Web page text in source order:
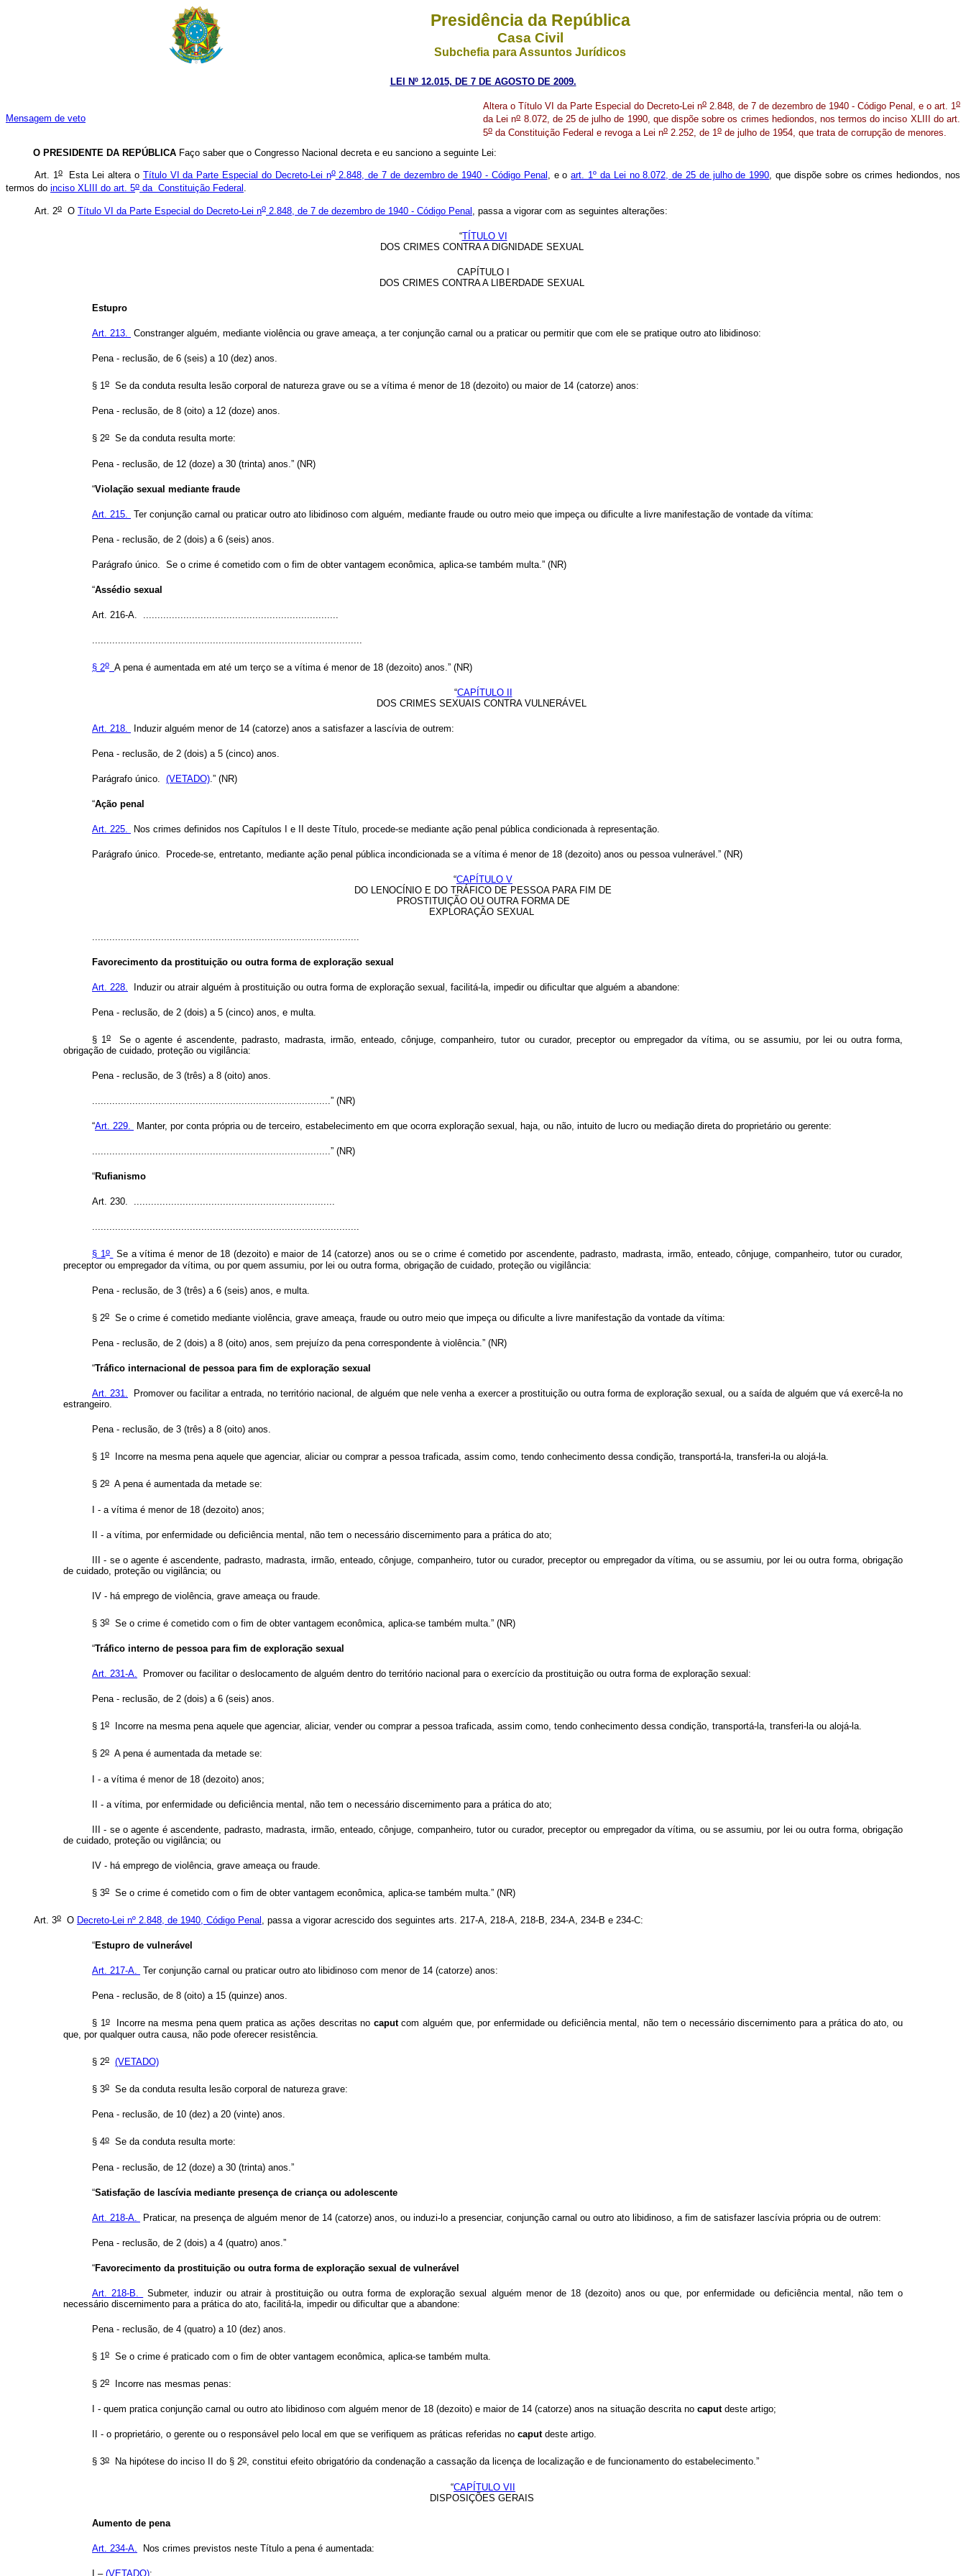
Presidência da República
Casa Civil
Subchefia para Assuntos Jurídicos
LEI Nº 12.015, DE 7 DE AGOSTO DE 2009.
Mensagem de veto
Altera o Título VI da Parte Especial do Decreto-Lei no 2.848, de 7 de dezembro de 1940 - Código Penal, e o art. 1o
da Lei no8.072, de 25 de julho de 1990, que dispõe sobre os crimes hediondos, nos termos do inciso XLIII do art.
5o da Constituição Federal e revoga a Lei no 2.252, de 1 o de julho de 1954, que trata de corrupção de menores.
O PRESIDENTE DA REPÚBLICA Faço saber que o Congresso Nacional decreta e eu sanciono a seguinte Lei:
Art. 1oEsta Lei altera o Título VI da Parte Especial do Decreto-Lei no2.848, de 7 de dezembro de 1940 - Código Penal , e oart. 1º da Lei no 8.072, de 25 de julho de 1990, que dispõe sobre os crimes hediondos, nos
termos do inciso XLIII do art. 5o da Constituição Federal .
Art. 2o O Título VI da Parte Especial do Decreto-Lei no 2.848, de 7 de dezembro de 1940 - Código Penal , passa a vigorar com as seguintes alterações:
“TÍTULO VI
DOS CRIMES CONTRA A DIGNIDADE SEXUAL
CAPÍTULO I
DOS CRIMES CONTRA A LIBERDADE SEXUAL
Estupro
Art. 213. Constranger alguém, mediante violência ou grave ameaça, a ter conjunção carnal ou a praticar ou permitir que com ele se pratique outro ato libidinoso:
Pena - reclusão, de 6 (seis) a 10 (dez) anos.
§ 1o Se da conduta resulta lesão corporal de natureza grave ou se a vítima é menor de 18 (dezoito) ou maior de 14 (catorze) anos:
Pena - reclusão, de 8 (oito) a 12 (doze) anos.
§ 2o Se da conduta resulta morte:
Pena - reclusão, de 12 (doze) a 30 (trinta) anos.” (NR)
“Violação sexual mediante fraude
Art. 215. Ter conjunção carnal ou praticar outro ato libidinoso com alguém, mediante fraude ou outro meio que impeça ou dificulte a livre manifestação de vontade da vítima:
Pena - reclusão, de 2 (dois) a 6 (seis) anos.
Parágrafo único. Se o crime é cometido com o fim de obter vantagem econômica, aplica-se também multa.” (NR)
“Assédio sexual
Art. 216-A. ....................................................................
§ 2o A pena é aumentada em até um terço se a vítima é menor de 18 (dezoito) anos.” (NR)
“CAPÍTULO II
DOS CRIMES SEXUAIS CONTRA VULNERÁVEL
Art. 218. Induzir alguém menor de 14 (catorze) anos a satisfazer a lascívia de outrem:
Pena - reclusão, de 2 (dois) a 5 (cinco) anos.
Parágrafo único. (VETADO) .” (NR)
“Ação penal
Art. 225. Nos crimes definidos nos Capítulos I e II deste Título, procede-se mediante ação penal pública condicionada à representação.
Parágrafo único. Procede-se, entretanto, mediante ação penal pública incondicionada se a vítima é menor de 18 (dezoito) anos ou pessoa vulnerável.” (NR)
“CAPÍTULO V
DO LENOCÍNIO E DO TRÁFICO DE PESSOA PARA FIM DE
PROSTITUIÇÃO OU OUTRA FORMA DE
EXPLORAÇÃO SEXUAL
Favorecimento da prostituição ou outra forma de exploração sexual
Art. 228. Induzir ou atrair alguém à prostituição ou outra forma de exploração sexual, facilitá-la, impedir ou dificultar que alguém a abandone:
Pena - reclusão, de 2 (dois) a 5 (cinco) anos, e multa.
§ 1o
Se o agente é ascendente, padrasto, madrasta, irmão, enteado, cônjuge, companheiro, tutor ou curador, preceptor ou empregador da vítima, ou se assumiu, por lei ou outra forma,
obrigação de cuidado, proteção ou vigilância:
Pena - reclusão, de 3 (três) a 8 (oito) anos.
...................................................................................” (NR)
“Art. 229. Manter, por conta própria ou de terceiro, estabelecimento em que ocorra exploração sexual, haja, ou não, intuito de lucro ou mediação direta do proprietário ou gerente:
...................................................................................” (NR)
“Rufianismo
Art. 230. ......................................................................
.............................................................................................
§ 1o
Se a vítima é menor de 18 (dezoito) e maior de 14 (catorze) anos ou se o crime é cometido por ascendente, padrasto, madrasta, irmão, enteado, cônjuge, companheiro, tutor ou curador,
preceptor ou empregador da vítima, ou por quem assumiu, por lei ou outra forma, obrigação de cuidado, proteção ou vigilância:
Pena - reclusão, de 3 (três) a 6 (seis) anos, e multa.
§ 2o Se o crime é cometido mediante violência, grave ameaça, fraude ou outro meio que impeça ou dificulte a livre manifestação da vontade da vítima:
Pena - reclusão, de 2 (dois) a 8 (oito) anos, sem prejuízo da pena correspondente à violência.” (NR)
“Tráfico internacional de pessoa para fim de exploração sexual
Art. 231.
Promover ou facilitar a entrada, no território nacional, de alguém que nele venha a exercer a prostituição ou outra forma de exploração sexual, ou a saída de alguém que vá exercê-la no
estrangeiro.
Pena - reclusão, de 3 (três) a 8 (oito) anos.
§ 1o Incorre na mesma pena aquele que agenciar, aliciar ou comprar a pessoa traficada, assim como, tendo conhecimento dessa condição, transportá-la, transferi-la ou alojá-la.
§ 2o A pena é aumentada da metade se:
I - a vítima é menor de 18 (dezoito) anos;
II - a vítima, por enfermidade ou deficiência mental, não tem o necessário discernimento para a prática do ato;
III - se o agente é ascendente, padrasto, madrasta, irmão, enteado, cônjuge, companheiro, tutor ou curador, preceptor ou empregador da vítima, ou se assumiu, por lei ou outra forma, obrigação
de cuidado, proteção ou vigilância; ou
IV - há emprego de violência, grave ameaça ou fraude.
§ 3o Se o crime é cometido com o fim de obter vantagem econômica, aplica-se também multa.” (NR)
“Tráfico interno de pessoa para fim de exploração sexual
Art. 231-A. Promover ou facilitar o deslocamento de alguém dentro do território nacional para o exercício da prostituição ou outra forma de exploração sexual:
Pena - reclusão, de 2 (dois) a 6 (seis) anos.
§ 1o Incorre na mesma pena aquele que agenciar, aliciar, vender ou comprar a pessoa traficada, assim como, tendo conhecimento dessa condição, transportá-la, transferi-la ou alojá-la.
§ 2o A pena é aumentada da metade se:
I - a vítima é menor de 18 (dezoito) anos;
II - a vítima, por enfermidade ou deficiência mental, não tem o necessário discernimento para a prática do ato;
III - se o agente é ascendente, padrasto, madrasta, irmão, enteado, cônjuge, companheiro, tutor ou curador, preceptor ou empregador da vítima, ou se assumiu, por lei ou outra forma, obrigação
de cuidado, proteção ou vigilância; ou
IV - há emprego de violência, grave ameaça ou fraude.
§ 3o Se o crime é cometido com o fim de obter vantagem econômica, aplica-se também multa.” (NR)
Art. 3o O Decreto-Lei nº 2.848, de 1940, Código Penal , passa a vigorar acrescido dos seguintes arts. 217-A, 218-A, 218-B, 234-A, 234-B e 234-C:
“Estupro de vulnerável
Art. 217-A. Ter conjunção carnal ou praticar outro ato libidinoso com menor de 14 (catorze) anos:
Pena - reclusão, de 8 (oito) a 15 (quinze) anos.
§ 1oIncorre na mesma pena quem pratica as ações descritas no caputcom alguém que, por enfermidade ou deficiência mental, não tem o necessário discernimento para a prática do ato, ou
que, por qualquer outra causa, não pode oferecer resistência.
§ 2o (VETADO)
§ 3o Se da conduta resulta lesão corporal de natureza grave:
Pena - reclusão, de 10 (dez) a 20 (vinte) anos.
§ 4o Se da conduta resulta morte:
Pena - reclusão, de 12 (doze) a 30 (trinta) anos.”
“Satisfação de lascívia mediante presença de criança ou adolescente
Art. 218-A. Praticar, na presença de alguém menor de 14 (catorze) anos, ou induzi-lo a presenciar, conjunção carnal ou outro ato libidinoso, a fim de satisfazer lascívia própria ou de outrem:
Pena - reclusão, de 2 (dois) a 4 (quatro) anos.”
“Favorecimento da prostituição ou outra forma de exploração sexual de vulnerável
Art. 218-B.
Submeter, induzir ou atrair à prostituição ou outra forma de exploração sexual alguém menor de 18 (dezoito) anos ou que, por enfermidade ou deficiência mental, não tem o
necessário discernimento para a prática do ato, facilitá-la, impedir ou dificultar que a abandone:
Pena - reclusão, de 4 (quatro) a 10 (dez) anos.
§ 1 o Se o crime é praticado com o fim de obter vantagem econômica, aplica-se também multa.
§ 2o Incorre nas mesmas penas:
I - quem pratica conjunção carnal ou outro ato libidinoso com alguém menor de 18 (dezoito) e maior de 14 (catorze) anos na situação descrita no caputdeste artigo;
II - o proprietário, o gerente ou o responsável pelo local em que se verifiquem as práticas referidas no caputdeste artigo.
§ 3o Na hipótese do inciso II do § 2o, constitui efeito obrigatório da condenação a cassação da licença de localização e de funcionamento do estabelecimento.”
“CAPÍTULO VII
DISPOSIÇÕES GERAIS
Aumento de pena
Art. 234-A. Nos crimes previstos neste Título a pena é aumentada:
I – (VETADO);